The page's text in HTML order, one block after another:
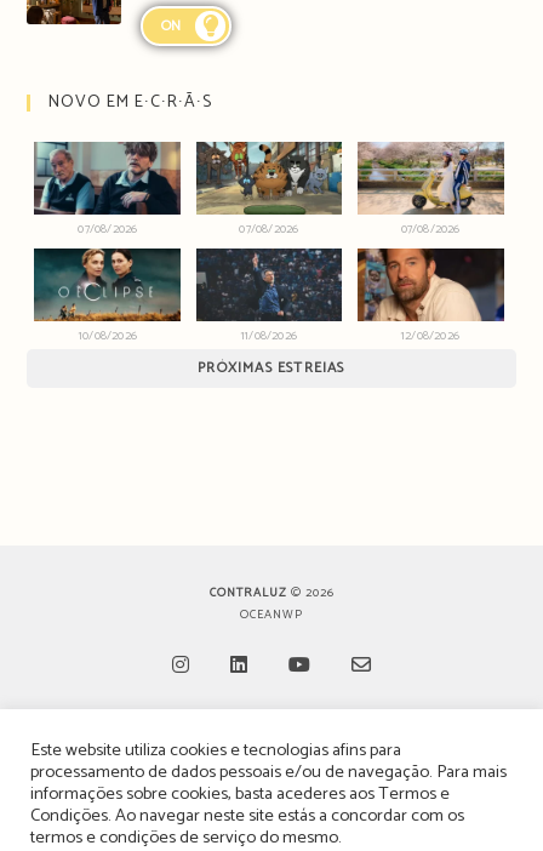
ON
NOVO EM E∙C∙R∙Ã∙S
07/08/2026 07/08/2026 07/08/2026
10/08/2026 11/08/2026 12/08/2026
PRÓXIMAS ESTREIAS
CONTRALUZ © 2026
OCEANWP
in
a
new
in
a
new
in
a
new
in
a
new
TERMOS, CONDIÇÕES & POLÍTICA DE PRIVACIDADE
ESTATUTO EDITORIAL
Este website utiliza cookies e tecnologias afins para
processamento de dados pessoais e/ou de navegação. Para mais
informações sobre cookies, basta acederes aosTermos e
Condições. Ao navegar neste site estás a concordar com os
termos e condições de serviço do mesmo.